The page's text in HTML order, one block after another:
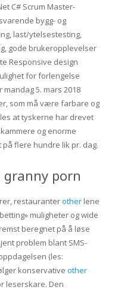
C# Scrum Master-
bygg- og
last/ytelsestesting,
gode brukeropplevelser
Responsive design
for forlengelse
5. mars 2018
som må være farbare og
at tyskerne har drevet
og enorme
flere hundre lik pr. dag.
granny porn
restauranterotherlene
muligheter og wide
beregnet på å løse
problem blant SMS-
(les:
konservative other
leserskare. Den